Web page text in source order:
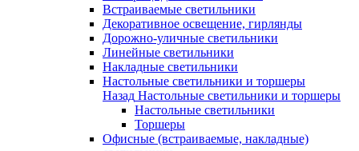
Встраиваемые светильники
Декоративное освещение, гирлянды
Дорожно-уличные светильники
Линейные светильники
Накладные светильники
Настольные светильники и торшеры
Назад Настольные светильники и торшеры
Настольные светильники
Торшеры
Офисные (встраиваемые, накладные)